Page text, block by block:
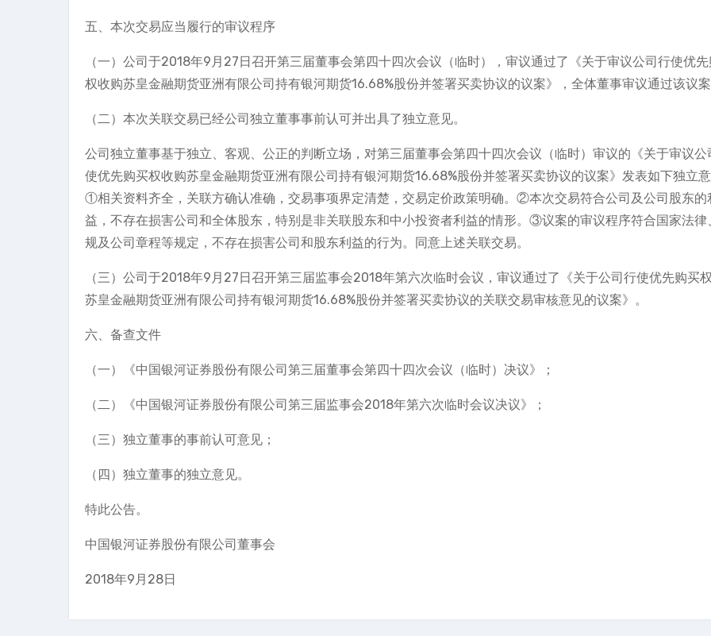
五、本次交易应当履行的审议程序
（一）公司于2018年9月27日召开第三届董事会第四十四次会议（临时），审议通过了《关于审议公司行使优
权收购苏皇金融期货亚洲有限公司持有银河期货16.68%股份并签署买卖协议的议案》，全体董事审议通过该议
（二）本次关联交易已经公司独立董事事前认可并出具了独立意见。
公司独立董事基于独立、客观、公正的判断立场，对第三届董事会第四十四次会议（临时）审议的《关于审议公
使优先购买权收购苏皇金融期货亚洲有限公司持有银河期货16.68%股份并签署买卖协议的议案》发表如下独立
①相关资料齐全，关联方确认准确，交易事项界定清楚，交易定价政策明确。②本次交易符合公司及公司股东的
益，不存在损害公司和全体股东，特别是非关联股东和中小投资者利益的情形。③议案的审议程序符合国家法律
规及公司章程等规定，不存在损害公司和股东利益的行为。同意上述关联交易。
（三）公司于2018年9月27日召开第三届监事会2018年第六次临时会议，审议通过了《关于公司行使优先购买
苏皇金融期货亚洲有限公司持有银河期货16.68%股份并签署买卖协议的关联交易审核意见的议案》。
六、备查文件
（一）《中国银河证券股份有限公司第三届董事会第四十四次会议（临时）决议》；
（二）《中国银河证券股份有限公司第三届监事会2018年第六次临时会议决议》；
（三）独立董事的事前认可意见；
（四）独立董事的独立意见。
特此公告。
中国银河证券股份有限公司董事会
2018年9月28日